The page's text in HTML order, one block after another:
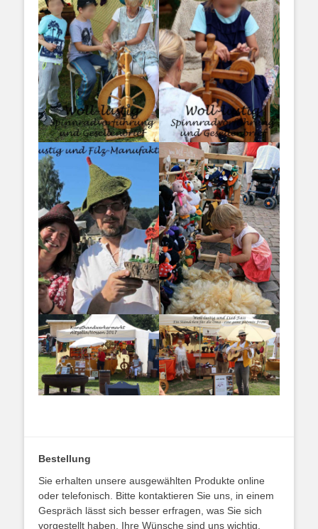
Bestellung
Sie erhalten unsere ausgewählten Produkte online
oder telefonisch. Bitte kontaktieren Sie uns, in einem
Gespräch lässt sich besser erfragen, was Sie sich
vorgestellt haben. Ihre Wünsche sind uns wichtig.